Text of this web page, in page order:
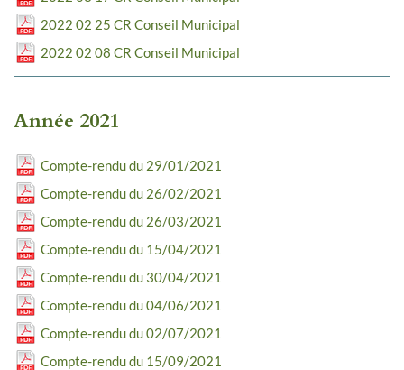
2022 02 25 CR Conseil Municipal
2022 02 08 CR Conseil Municipal
Année 2021
Compte-rendu du 29/01/2021
Compte-rendu du 26/02/2021
Compte-rendu du 26/03/2021
Compte-rendu du 15/04/2021
Compte-rendu du 30/04/2021
Compte-rendu du 04/06/2021
Compte-rendu du 02/07/2021
Compte-rendu du 15/09/2021